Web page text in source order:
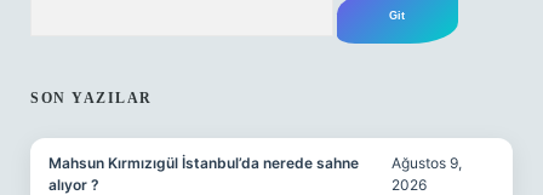
SON YAZILAR
Mahsun Kırmızıgül İstanbul’da nerede sahne
alıyor ?
Ağustos 9,
2026